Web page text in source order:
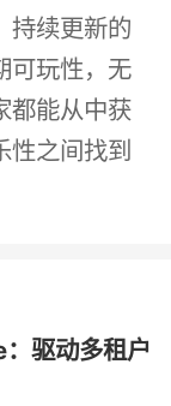
持续更新的
可玩性，无
都能从中获
性之间找到
驱动多租户